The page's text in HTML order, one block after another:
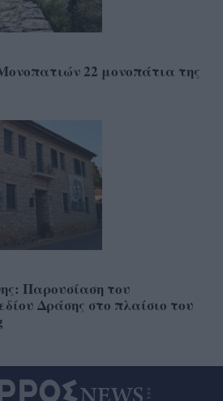
22 μονοπάτια της
Παρουσίαση του
Δράσης στο πλαίσιο του